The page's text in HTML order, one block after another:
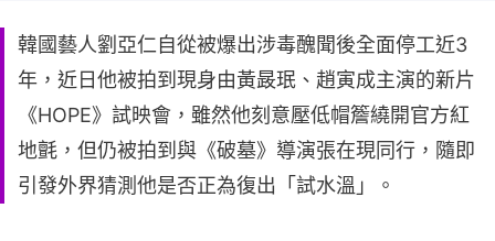
韓國藝人劉亞仁自從被爆出涉毒醜聞後全面停工近3
年，近日他被拍到現身由黃晸珉、趙寅成主演的新片
《HOPE》試映會，雖然他刻意壓低帽簷繞開官方紅
地氈，但仍被拍到與《破墓》導演張在現同行，隨即
引發外界猜測他是否正為復出「試水溫」。